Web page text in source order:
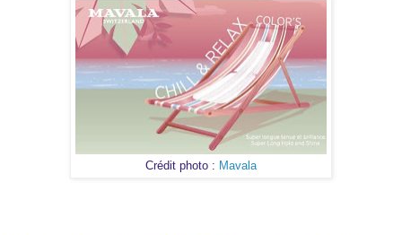
Crédit photo : Mavala